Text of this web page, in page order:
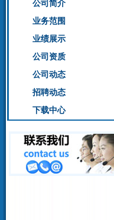
公司简介
业务范围
业绩展示
公司资质
公司动态
招聘动态
下载中心